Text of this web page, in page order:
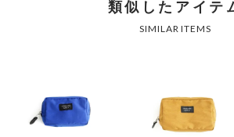
類似したアイテ
SIMILAR ITEMS